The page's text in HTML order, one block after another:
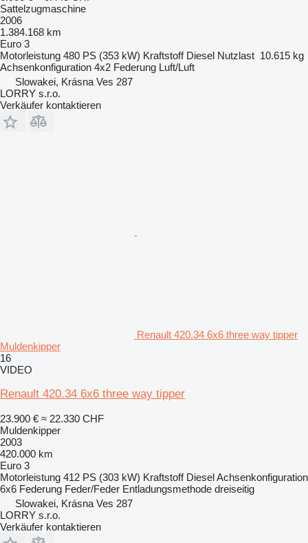
Sattelzugmaschine
2006
1.384.168 km
Euro 3
Motorleistung 480 PS (353 kW) Kraftstoff Diesel Nutzlast 10.615 kg
Achsenkonfiguration 4x2 Federung Luft/Luft
Slowakei, Krásna Ves 287
LORRY s.r.o.
Verkäufer kontaktieren
Renault 420.34 6x6 three way tipper
Muldenkipper
16
VIDEO
Renault 420.34 6x6 three way tipper
23.900 € ≈ 22.330 CHF
Muldenkipper
2003
420.000 km
Euro 3
Motorleistung 412 PS (303 kW) Kraftstoff DieselAchsenkonfiguration
6x6 Federung Feder/Feder Entladungsmethode dreiseitig
Slowakei, Krásna Ves 287
LORRY s.r.o.
Verkäufer kontaktieren